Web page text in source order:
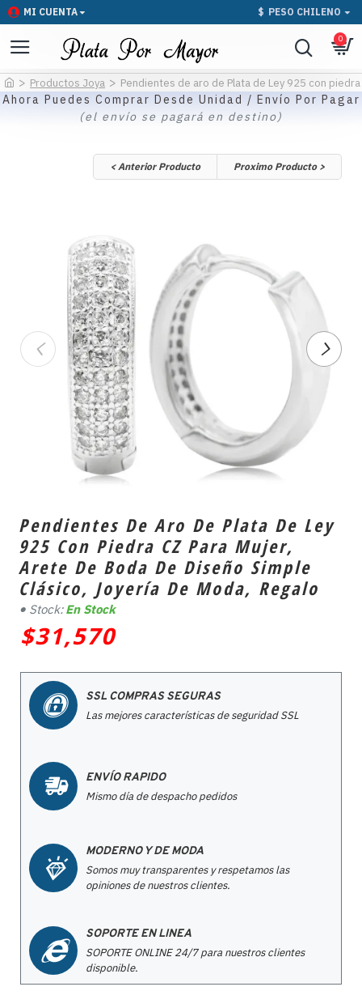
MI CUENTA $ PESO CHILENO
0
Productos Joya Pendientes de aro de Plata de Ley 925 con
Ahora Puedes Comprar Desde Unidad / Envío Por Pagar
(el envío se pagará en destino)
< Anterior Producto Proximo Producto >
Pendientes De Aro De Plata De Ley
925 Con Piedra CZ Para Mujer,
Arete De Boda De Diseño Simple
Clásico, Joyería De Moda, Regalo
$31,570
Stock: En Stock
SSL COMPRAS SEGURAS
Las mejores características de seguridad SSL
ENVÍO RAPIDO
Mismo día de despacho pedidos
MODERNO Y DE MODA
Somos muy transparentes y respetamos las
opiniones de nuestros clientes.
SOPORTE EN LINEA
SOPORTE ONLINE 24/7 para nuestros clientes
disponible.